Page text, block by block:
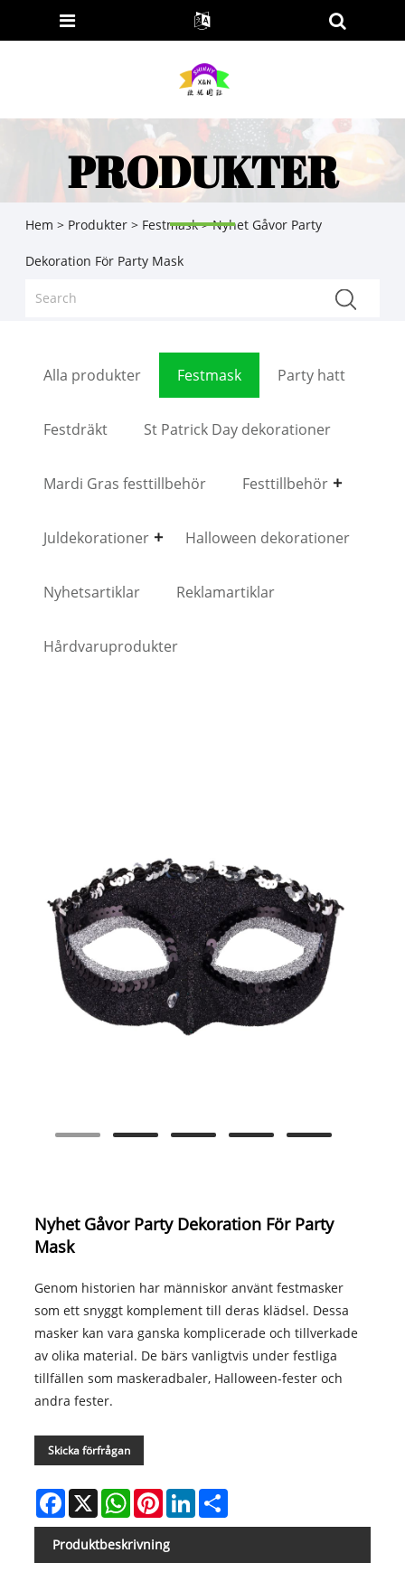
PRODUKTER
Hem > Produkter> Festmask> Nyhet Gåvor Party
Dekoration För Party Mask
Alla produkter Festmask Party hatt
Festdräkt St Patrick Day dekorationer
Mardi Gras festtillbehör Festtillbehör
Juldekorationer Halloween dekorationer
Nyhetsartiklar Reklamartiklar
Hårdvaruprodukter
Nyhet Gåvor Party Dekoration För Party
Mask
Genom historien har människor använt festmasker
som ett snyggt komplement till deras klädsel. Dessa
masker kan vara ganska komplicerade och tillverkade
av olika material. De bärs vanligtvis under festliga
tillfällen som maskeradbaler, Halloween-fester och
andra fester.
Skicka förfrågan
Facebook
X WhatsAppPinterestLinkedInShare
Produktbeskrivning